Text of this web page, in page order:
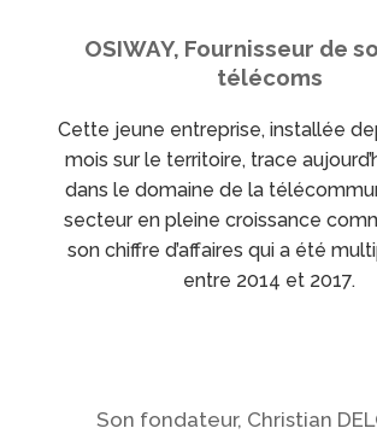
OSIWAY, Fournisseur de
télécoms
Cette jeune entreprise, installée
mois sur le territoire, trace
dans le domaine de la
secteur en pleine croissance
son chiffre d’affaires qui a été
entre 2014 et 2017.
Son fondateur, Christian